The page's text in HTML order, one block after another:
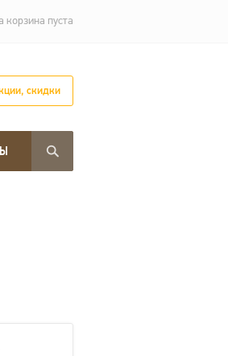
корзина пуста
скидки